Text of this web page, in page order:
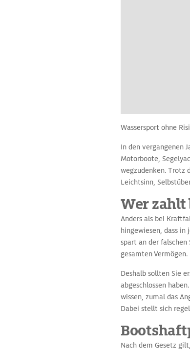
Wassersport ohne
In den vergangenen
Motorboote,
wegzudenken. Trotz
Leichtsinn,
Wer zahlt
Anders als bei
hingewiesen, dass
spart an der
gesamten
Deshalb sollten Sie
abgeschlossen
wissen, zumal das
Dabei stellt sich
Nach dem Gesetz